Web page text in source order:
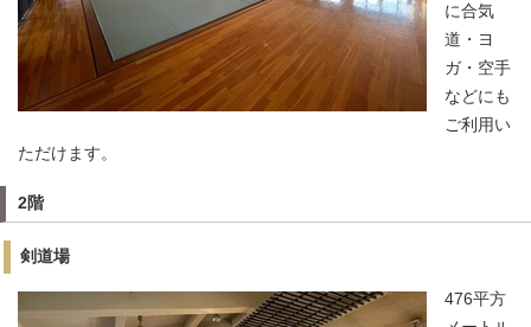
に合気
道・ヨ
ガ・空手
などにも
ご利用い
ただけます。
2階
剣道場
476平方